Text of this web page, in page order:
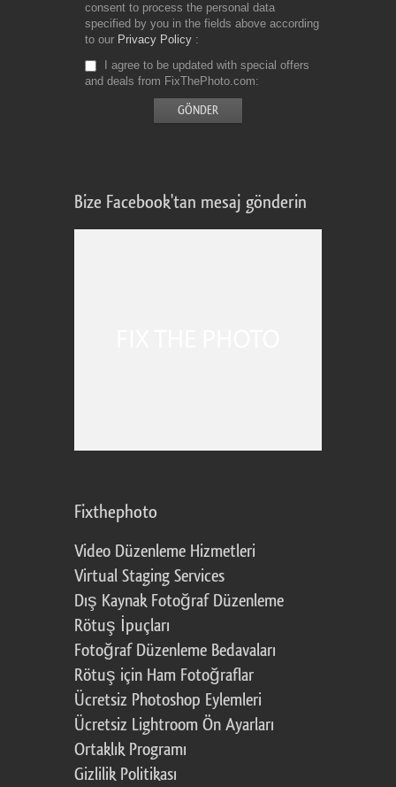
consent to process the personal data
specified by you in the fields above according
to our Privacy Policy
I agree to be updated with special offers
and deals from FixThePhoto.com
Bize Facebook'tan mesaj gönderin
Fixthephoto
Video Düzenleme Hizmetleri
Virtual Staging Services
Dış Kaynak Fotoğraf Düzenleme
Rötuş İpuçları
Fotoğraf Düzenleme Bedavaları
Rötuş için Ham Fotoğraflar
Ücretsiz Photoshop Eylemleri
Ücretsiz Lightroom Ön Ayarları
Ortaklık Programı
Gizlilik Politikası